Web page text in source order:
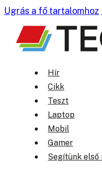
Ugrás a fő tartalomhoz
Hír
Cikk
Teszt
Laptop
Mobil
Gamer
Segítünk első